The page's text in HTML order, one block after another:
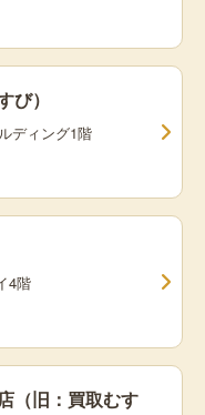
び）
ディング1階
4階
（旧：買取むす